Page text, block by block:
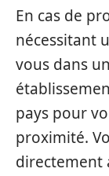
En cas de
nécessitant
vous dans
pays pour
proximité.
directement